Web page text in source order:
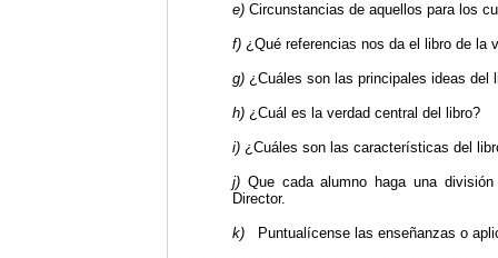
e) Circunstancias de aquellos para los
f) ¿Qué referencias nos da el libro de la
g) ¿Cuáles son las principales ideas del
h) ¿Cuál es la verdad central del libro?
i) ¿Cuáles son las características del
j) Que cada alumno haga una división
Director.
k) Puntualícense las enseñanzas o